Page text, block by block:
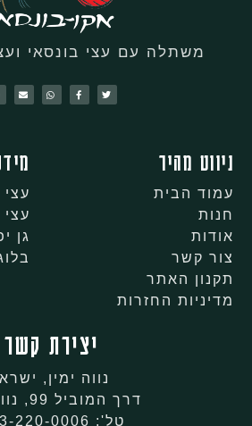
משתלה עם עצי בונסאי
ניווט מהיר
עמוד הבית
חנות
אודות
צור קשר
תקנון האתר
מדיניות החזרות
עצי
עצי
גן
יצירת קשר
נווה ימין,
דרך המוביל 99, נווה ימין
טל': 053-220-0006